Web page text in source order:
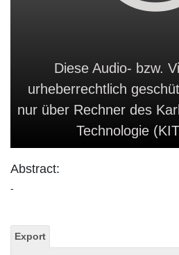
Diese Audio- bzw.
urheberrechtlich
nur über Rechner des
Technologie
Abstract:
-
Export